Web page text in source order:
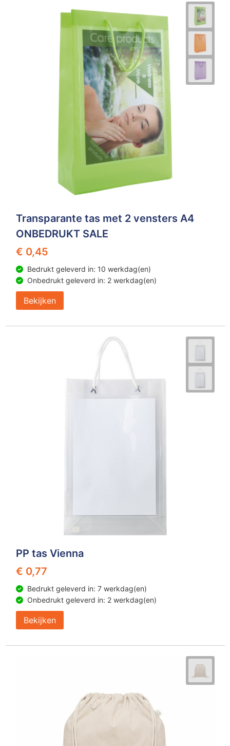
Transparante tas met 2 vensters A4
ONBEDRUKT SALE
€ 0,45
Bedrukt geleverd in: 10 werkdag(en)
Onbedrukt geleverd in: 2 werkdag(en)
Bekijken
PP tas Vienna
€ 0,77
Bedrukt geleverd in: 7 werkdag(en)
Onbedrukt geleverd in: 2 werkdag(en)
Bekijken